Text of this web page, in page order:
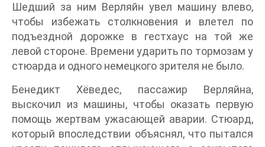
Шедший за ним Верляйн увел машину влево,
чтобы избежать столкновения и влетел по
подъездной дорожке в гестхаус на той же
левой стороне. Времени ударить по тормозам у
стюарда и одного немецкого зрителя не было.
Бенедикт Хёведес, пассажир Верляйна,
выскочил из машины, чтобы оказать первую
помощь жертвам ужасающей аварии. Стюард,
который впоследствии объяснял, что пытался